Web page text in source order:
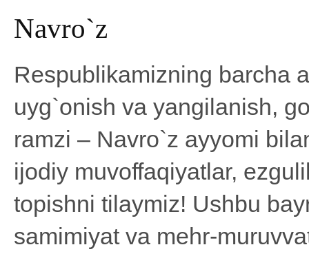
Navro`z
Respublikamizning barcha
uyg`onish va yangilanish,
ramzi – Navro`z ayyomi
ijodiy muvoffaqiyatlar,
topishni tilaymiz! Ushbu
samimiyat va mehr-